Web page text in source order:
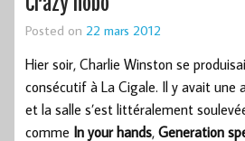
Posted on 22 mars 2012
Hier soir, Charlie Winston se
consécutif à La Cigale. Il y avait une
et la salle s’est littéralement
comme In your hands, Generation